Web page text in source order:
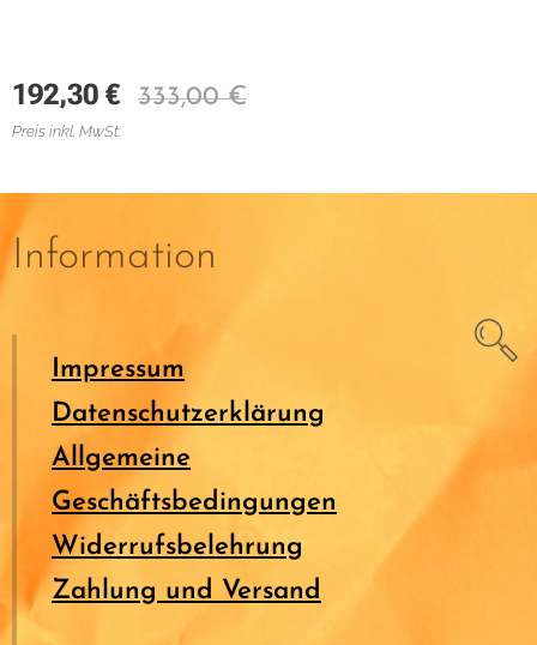
192,30 € 333,00€
Preis inkl. MwSt.
Information
Impressum
Datenschutzerklärung
Allgemeine
Geschäftsbedingungen
Widerrufsbelehrung
Zahlung und Versand